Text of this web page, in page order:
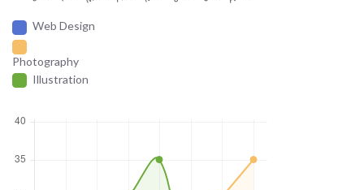
Web Design
Photography
Illustration